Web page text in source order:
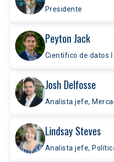
Presidente
Peyton Jack
Científico de datos I
Josh Delfosse
Analista jefe,
Lindsay Steves
Analista jefe,